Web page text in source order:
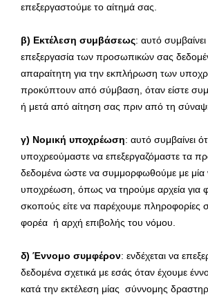
επεξεργαστούμε το αίτημά σας.
β) Εκτέλεση συμβάσεως: αυτό
επεξεργασία των προσωπικών σας
απαραίτητη για την εκπλήρωση των
προκύπτουν από σύμβαση, όταν είστε
ή μετά από αίτηση σας πριν από τη
γ) Νομική υποχρέωση: αυτό συμβαίνει
υποχρεούμαστε να επεξεργαζόμαστε τα
δεδομένα ώστε να συμμορφωθούμε με μία
υποχρέωση, όπως να τηρούμε αρχεία για
σκοπούς είτε να παρέχουμε πληροφορίες
φορέα ή αρχή επιβολής του νόμου.
δ) Έννομο συμφέρον: ενδέχεται να
δεδομένα σχετικά με εσάς όταν έχουμε
κατά την εκτέλεση μίας σύννομης